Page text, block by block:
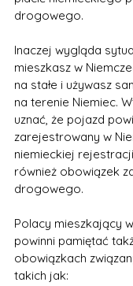
drogowego.
Inaczej wygląda
mieszkasz w
na stałe i używasz
na terenie Niemiec.
uznać, że pojazd
zarejestrowany w
niemieckiej
również obowiązek
drogowego.
Polacy mieszkający
powinni pamiętać
obowiązkach
takich jak: